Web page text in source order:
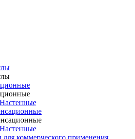
Настенные
Настенные
для коммерческого применения